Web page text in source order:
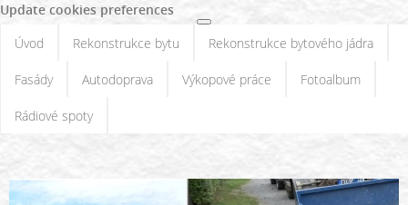
Update cookies preferences
Úvod
Rekonstrukce bytu Rekonstrukce bytového jádra
Fasády Autodoprava Výkopové práce Fotoalbum
Rádiové spoty